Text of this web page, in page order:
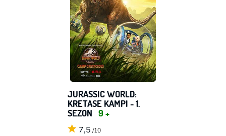
Beni Hatırla Şifremi Unuttum ?
GIRIŞ
ÜYE OL
GIRIŞ
JURASSIC WORLD:
KRETASE KAMPI - 1.
SEZON 9 +
7,5 /10